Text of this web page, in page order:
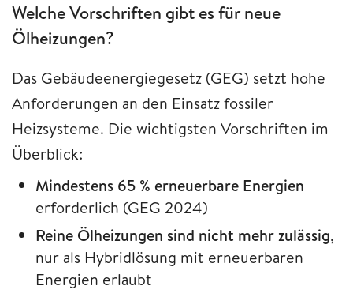
Welche Vorschriften gibt es für neue
Ölheizungen?
Das Gebäudeenergiegesetz (GEG) setzt hohe
Anforderungen an den Einsatz fossiler
Heizsysteme. Die wichtigsten Vorschriften im
Überblick:
Mindestens 65 % erneuerbare Energien
erforderlich (GEG 2024)
Reine Ölheizungen sind nicht mehr zulässig,
nur als Hybridlösung mit erneuerbaren
Energien erlaubt